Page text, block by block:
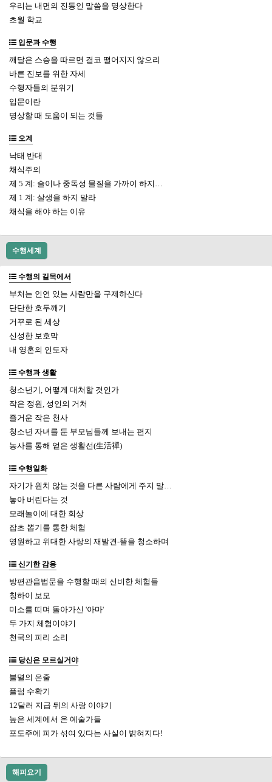
우리는 내면의 진동인 말씀을 명상한다
초월 학교
입문과 수행
깨달은 스승을 따르면 결코 떨어지지 않으리
바른 진보를 위한 자세
수행자들의 분위기
입문이란
명상할 때 도움이 되는 것들
오계
낙태 반대
채식주의
제 5 계: 술이나 중독성 물질을 가까이 하지…
제 1 계: 살생을 하지 말라
채식을 해야 하는 이유
수행세계
수행의 길목에서
부처는 인연 있는 사람만을 구제하신다
단단한 호두깨기
거꾸로 된 세상
신성한 보호막
내 영혼의 인도자
수행과 생활
청소년기, 어떻게 대처할 것인가
작은 정원, 성인의 거처
즐거운 작은 천사
청소년 자녀를 둔 부모님들께 보내는 편지
농사를 통해 얻은 생활선(生活禪)
수행일화
자기가 원치 않는 것을 다른 사람에게 주지 말…
놓아 버린다는 것
모래놀이에 대한 회상
잡초 뽑기를 통한 체험
영원하고 위대한 사랑의 재발견-뜰을 청소하며
신기한 감응
방편관음법문을 수행할 때의 신비한 체험들
칭하이 보모
미소를 띠며 돌아가신 '아마'
두 가지 체험이야기
천국의 피리 소리
당신은 모르실거야
불멸의 은줄
플럼 수확기
12달러 지급 뒤의 사랑 이야기
높은 세계에서 온 예술가들
포도주에 피가 섞여 있다는 사실이 밝혀지다!
해피요기